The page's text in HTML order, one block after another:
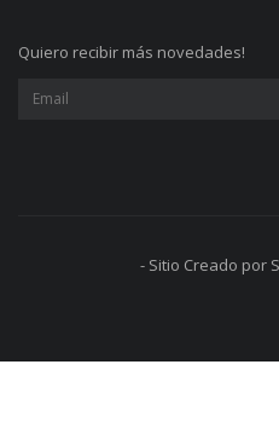
Quiero recibir más novedades!
- Sitio Creado por